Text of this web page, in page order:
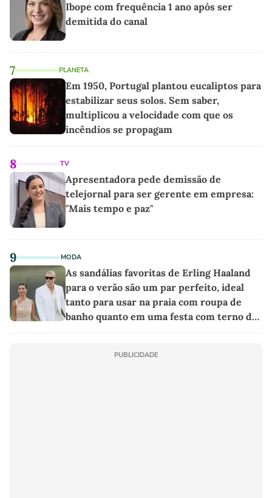
Ibope com frequência 1 ano após ser
demitida do canal
7 PLANETA
Em 1950, Portugal plantou eucaliptos para
estabilizar seus solos. Sem saber,
multiplicou a velocidade com que os
incêndios se propagam
8 TV
Apresentadora pede demissão de
telejornal para ser gerente em empresa:
"Mais tempo e paz"
9 MODA
As sandálias favoritas de Erling Haaland
para o verão são um par perfeito, ideal
tanto para usar na praia com roupa de
banho quanto em uma festa com terno de
PUBLICIDADE